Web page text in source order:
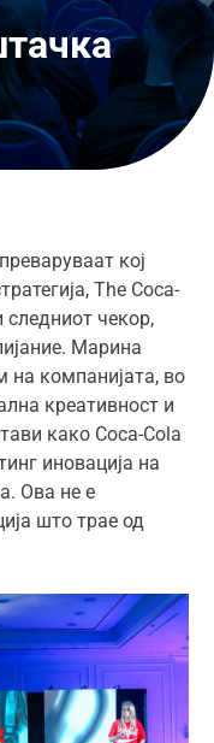
кој
The Coca-
чекор,
Марина
на компанијата, во
креативност и
како Coca-Cola
иновација на
Ова не е
што трае од